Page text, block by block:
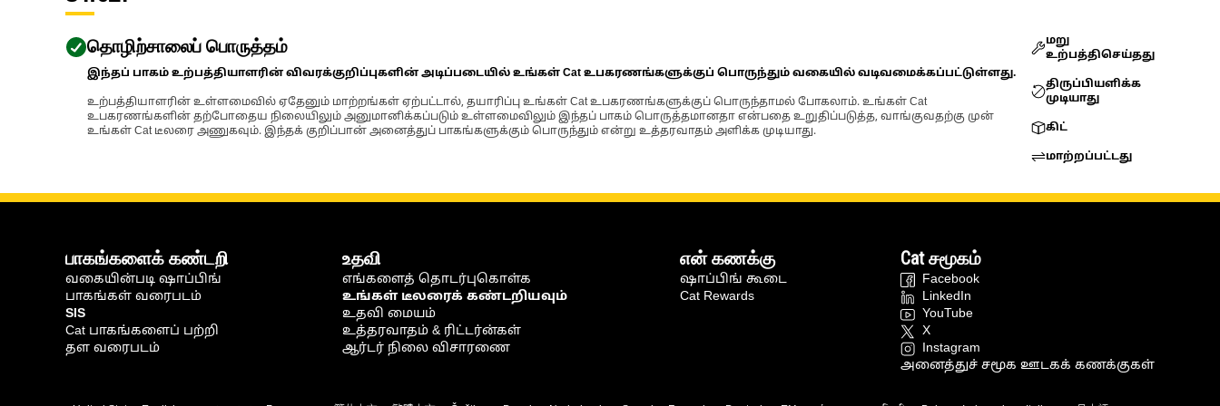
தொழிற்சாலைப் பொருத்தம்
இந்தப் பாகம் உற்பத்தியாளரின் விவரக்குறிப்புகளின் அடிப்படையில் உங்கள் Cat உபகரணங்களுக்குப் பொருந்தும் வகையில் வடிவமைக்கப்பட்டுள்ளது.
உற்பத்தியாளரின் உள்ளமைவில் ஏதேனும் மாற்றங்கள் ஏற்பட்டால், தயாரிப்பு உங்கள் Cat உபகரணங்களுக்குப் பொருந்தாமல் போகலாம். உங்கள் Cat
உபகரணங்களின் தற்போதைய நிலையிலும் அனுமானிக்கப்படும் உள்ளமைவிலும் இந்தப் பாகம் பொருத்தமானதா என்பதை உறுதிப்படுத்த, வாங்குவதற்கு முன்
உங்கள் Cat டீலரை அணுகவும். இந்தக் குறிப்பான் அனைத்துப் பாகங்களுக்கும் பொருந்தும் என்று உத்தரவாதம் அளிக்க முடியாது.
மறு
உற்பத்திசெய்தது
திருப்பியளிக்க
முடியாது
கிட்
மாற்றப்பட்டது
பாகங்களைக் கண்டறி
வகையின்படி ஷாப்பிங்
பாகங்கள் வரைபடம்
SIS
Cat பாகங்களைப் பற்றி
தள வரைபடம்
உதவி
எங்களைத் தொடர்புகொள்க
உங்கள் டீலரைக் கண்டறியவும்
உதவி மையம்
உத்தரவாதம் & ரிட்டர்ன்கள்
ஆர்டர் நிலை விசாரணை
என் கணக்கு
ஷாப்பிங் கூடை
Cat Rewards
Cat சமூகம்
Facebook
LinkedIn
YouTube
X
Instagram
அனைத்துச் சமூக ஊடகக் கணக்குகள்